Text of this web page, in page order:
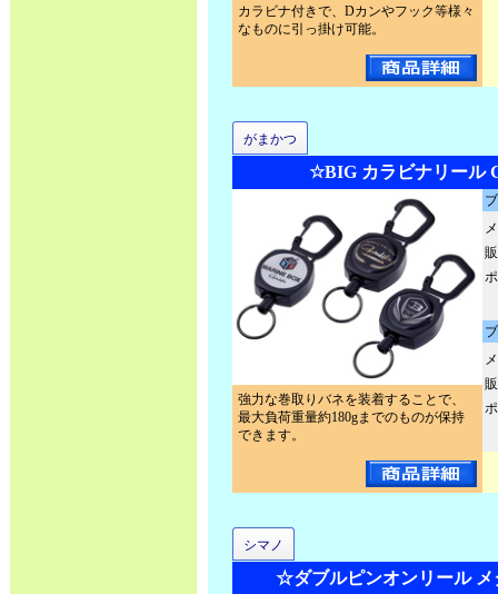
カラビナ付きで、Dカンやフック等様々
なものに引っ掛け可能。
がまかつ
☆BIG カラビナリール
強力な巻取りバネを装着することで、
最大負荷重量約180gまでのものが保持
できます。
シマノ
☆ダブルピンオンリール メ